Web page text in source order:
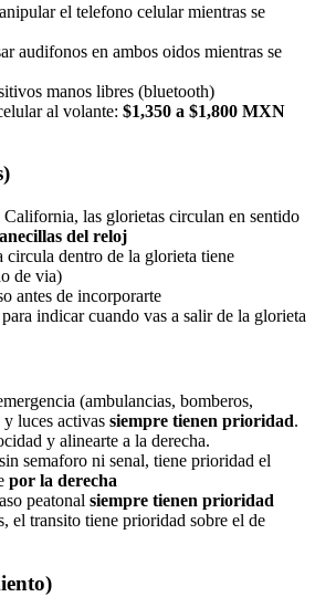
el telefono celular mientras se
audifonos en ambos oidos mientras se
manos libres (bluetooth)
al volante: $1,350 a $1,800 MXN
las glorietas circulan en sentido
del reloj
dentro de la glorieta tiene
de via)
antes de incorporarte
indicar cuando vas a salir de la glorieta
(ambulancias, bomberos,
luces activas siempre tienen prioridad.
y alinearte a la derecha.
semaforo ni senal, tiene prioridad el
por la derecha
peatonal siempre tienen prioridad
el transito tiene prioridad sobre el de